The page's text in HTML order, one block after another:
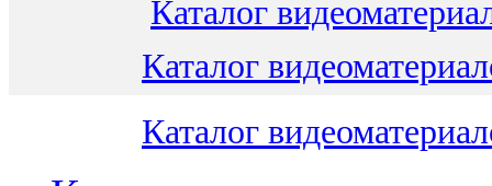
Каталог
Каталог
Каталог